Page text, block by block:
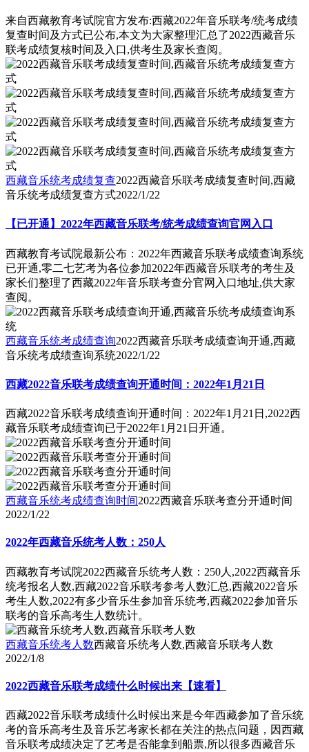
来自西藏教育考试院官方发布:西藏2022年音乐联考/统考成绩
复查时间及方式已公布,本文为大家整理汇总了2022西藏音乐
联考成绩复核时间及入口,供考生及家长查阅。
西藏音乐统考成绩复查2022西藏音乐联考成绩复查时间,西藏
音乐统考成绩复查方式2022/1/22
【已开通】2022年西藏音乐联考/统考成绩查询官网入口
西藏教育考试院最新公布：2022年西藏音乐联考成绩查询系统
已开通,零二七艺考为各位参加2022年西藏音乐联考的考生及
家长们整理了西藏2022年音乐联考查分官网入口地址,供大家
查阅。
西藏音乐统考成绩查询2022西藏音乐联考成绩查询开通,西藏
音乐统考成绩查询系统2022/1/22
西藏2022音乐联考成绩查询开通时间：2022年1月21日
西藏2022音乐联考成绩查询开通时间：2022年1月21日,2022西
藏音乐联考成绩查询已于2022年1月21日开通。
西藏音乐统考成绩查询时间2022西藏音乐联考查分开通时间
2022/1/22
2022年西藏音乐统考人数：250人
西藏教育考试院2022西藏音乐统考人数：250人,2022西藏音乐
统考报名人数,西藏2022音乐联考参考人数汇总,西藏2022音乐
考生人数,2022有多少音乐生参加音乐统考,西藏2022参加音乐
联考的音乐高考生人数统计。
西藏音乐统考人数西藏音乐统考人数,西藏音乐联考人数
2022/1/8
2022西藏音乐联考成绩什么时候出来【速看】
西藏2022音乐联考成绩什么时候出来是今年西藏参加了音乐统
考的音乐高考生及音乐艺考家长都在关注的热点问题，因西藏
音乐联考成绩决定了艺考是否能拿到船票,所以很多西藏音乐